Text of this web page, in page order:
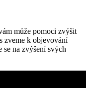
může pomoci zvýšit
zveme k objevování
se na zvýšení svých